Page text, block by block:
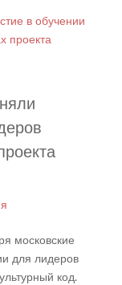
московские
для лидеров
код.